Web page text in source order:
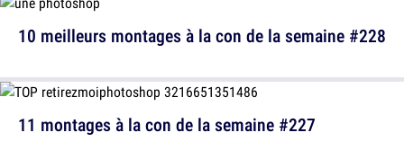
11 montages à la con de la semaine #227
10 meilleurs montages à la con de la semaine #228